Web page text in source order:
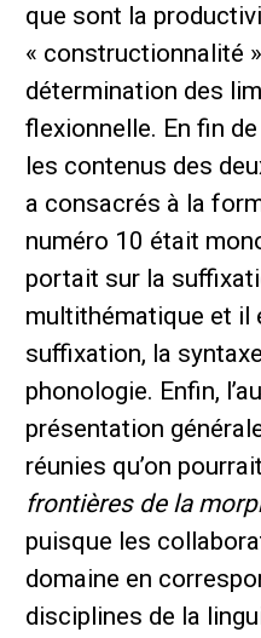
que sont la
« constructionnalité
détermination des
flexionnelle. En fin
les contenus des
a consacrés à la
numéro 10 était
portait sur la
multithématique et il
suffixation, la
phonologie. Enfin,
présentation
réunies qu’on
frontières de la
puisque les
domaine en
disciplines de la